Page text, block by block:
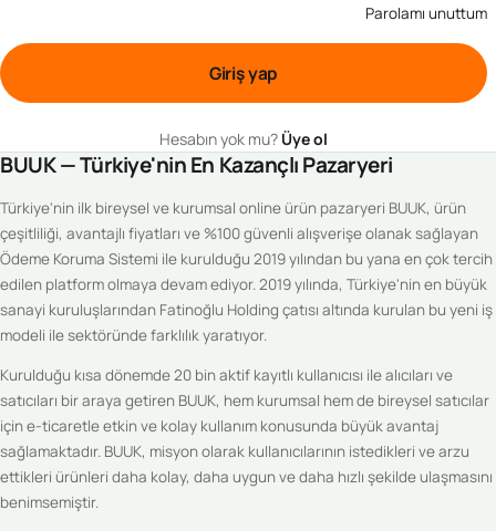
Parolamı unuttum
Giriş yap
Hesabın yok mu? Üye ol
BUUK — Türkiye'nin En Kazançlı Pazaryeri
Türkiye'nin ilk bireysel ve kurumsal online ürün pazaryeri BUUK, ürün
çeşitliliği, avantajlı fiyatları ve %100 güvenli alışverişe olanak sağlayan
Ödeme Koruma Sistemi ile kurulduğu 2019 yılından bu yana en çok tercih
edilen platform olmaya devam ediyor. 2019 yılında, Türkiye'nin en büyük
sanayi kuruluşlarından Fatinoğlu Holding çatısı altında kurulan bu yeni iş
modeli ile sektöründe farklılık yaratıyor.
Kurulduğu kısa dönemde 20 bin aktif kayıtlı kullanıcısı ile alıcıları ve
satıcıları bir araya getiren BUUK, hem kurumsal hem de bireysel satıcılar
için e-ticaretle etkin ve kolay kullanım konusunda büyük avantaj
sağlamaktadır. BUUK, misyon olarak kullanıcılarının istedikleri ve arzu
ettikleri ürünleri daha kolay, daha uygun ve daha hızlı şekilde ulaşmasını
benimsemiştir.